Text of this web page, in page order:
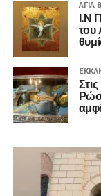
ΑΓΙΑ
Ι.Ν
του